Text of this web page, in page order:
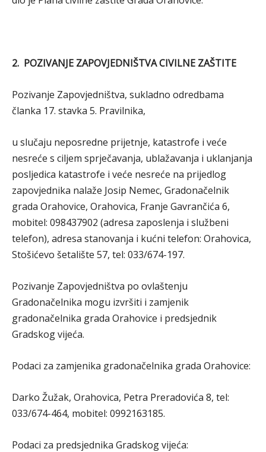
2. POZIVANJE ZAPOVJEDNIŠTVA CIVILNE ZAŠTITE
Pozivanje Zapovjedništva, sukladno odredbama
članka 17. stavka 5. Pravilnika,
u slučaju neposredne prijetnje, katastrofe i veće
nesreće s ciljem sprječavanja, ublažavanja i uklanjanja
posljedica katastrofe i veće nesreće na prijedlog
zapovjednika nalaže Josip Nemec, Gradonačelnik
grada Orahovice, Orahovica, Franje Gavrančića 6,
mobitel: 098437902 (adresa zaposlenja i službeni
telefon), adresa stanovanja i kućni telefon: Orahovica,
Stošićevo šetalište 57, tel: 033/674-197.
Pozivanje Zapovjedništva po ovlaštenju
Gradonačelnika mogu izvršiti i zamjenik
gradonačelnika grada Orahovice i predsjednik
Gradskog vijeća.
Podaci za zamjenika gradonačelnika grada Orahovice:
Darko Žužak, Orahovica, Petra Preradovića 8, tel:
033/674-464, mobitel: 0992163185.
Podaci za predsjednika Gradskog vijeća: